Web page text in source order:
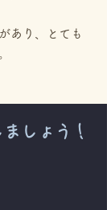
あり、とても
しょう！